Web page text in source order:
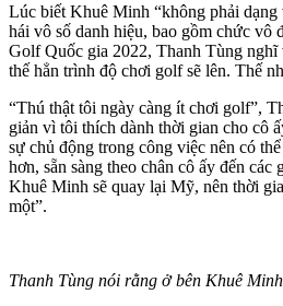
Lúc biết Khuê Minh “không phải
hái vô số danh hiệu, bao gồm chức vô
Golf Quốc gia 2022, Thanh Tùng
thế hẳn trình độ chơi golf sẽ lên. Thế
“Thú thật tôi ngày càng ít chơi golf”,
giản vì tôi thích dành thời gian cho cô
sự chủ động trong công việc nên có
hơn, sẵn sàng theo chân cô ấy đến các
Khuê Minh sẽ quay lại Mỹ, nên thời
một”.
Thanh Tùng nói rằng ở bên Khuê